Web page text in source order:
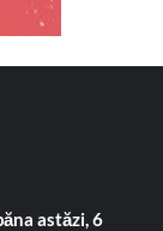
astăzi, 6